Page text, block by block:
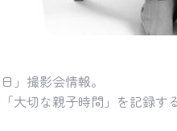
」撮影会情報。
大切な親子時間」 を記録す